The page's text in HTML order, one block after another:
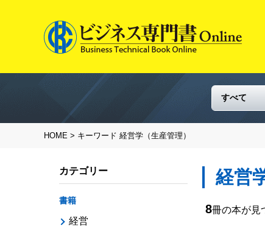
HOME > キーワード 経営学（生産管理）
経営
8冊の本が
カテゴリー
書籍
経営